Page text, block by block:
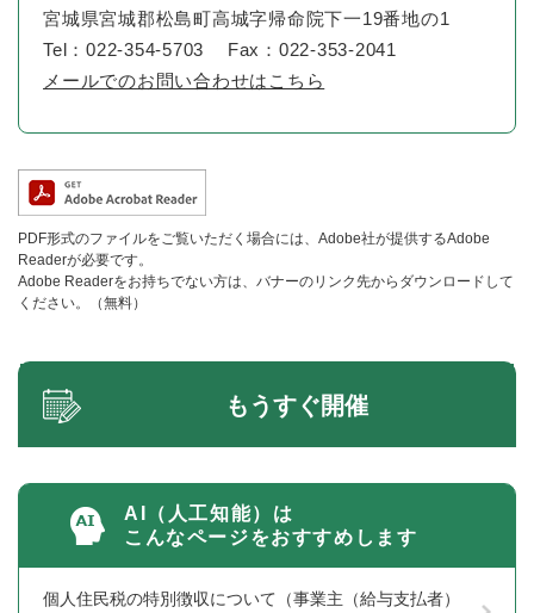
宮城県宮城郡松島町高城字帰命院下一19番地の1
Tel：022-354-5703
Fax：022-353-2041
メールでのお問い合わせはこちら
PDF形式のファイルをご覧いただく場合には、Adobe社が提供するAdobe
Readerが必要です。
Adobe Readerをお持ちでない方は、バナーのリンク先からダウンロードして
ください。（無料）
もうすぐ開催
AI（人工知能）は
こんなページをおすすめします
個人住民税の特別徴収について（事業主（給与支払者）